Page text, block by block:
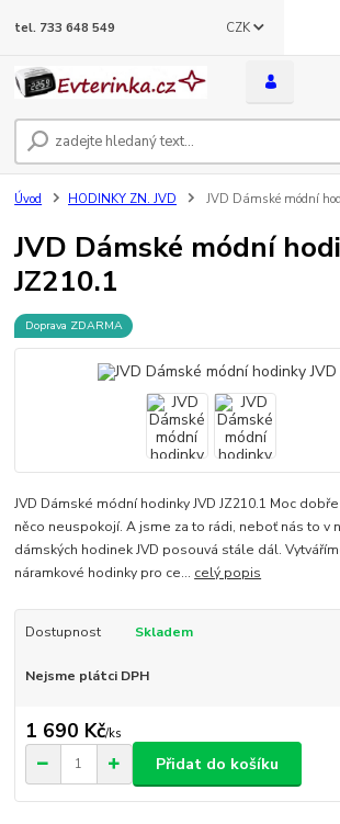
CZK
tel. 733 648 549
Úvod HODINKY ZN. JVD JVD Dámské módní
JVD Dámské módní
JZ210.1
Doprava ZDARMA
JVD Dámské módní hodinky JVD JZ210.1 Moc
něco neuspokojí. A jsme za to rádi, neboť nás to v
dámských hodinek JVD posouvá stále dál.
náramkové hodinky pro ce... celý popis
Dostupnost Skladem
Nejsme plátci DPH
1 690 Kč/ks
Přidat do košíku